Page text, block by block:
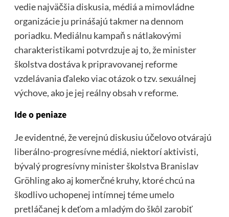
vedie najväčšia diskusia, médiá a mimovládne
organizácie ju prinášajú takmer na dennom
poriadku. Mediálnu kampaň s nátlakovými
charakteristikami potvrdzuje aj to, že minister
školstva dostáva k pripravovanej reforme
vzdelávania ďaleko viac otázok o tzv. sexuálnej
výchove, ako je jej reálny obsah v reforme.
Ide o peniaze
Je evidentné, že verejnú diskusiu účelovo otvárajú
liberálno-progresívne médiá, niektorí aktivisti,
bývalý progresívny minister školstva Branislav
Gröhling ako aj komerčné kruhy, ktoré chcú na
škodlivo uchopenej intímnej téme umelo
pretláčanej k deťom a mladým do škôl zarobiť